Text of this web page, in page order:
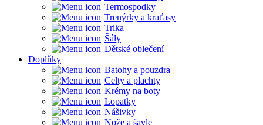
Termospodky
Trenýrky a kraťasy
Trika
Šály
Dětské oblečení
Doplňky
Batohy a pouzdra
Celty a plachty
Krémy na boty
Lopatky
Nášivky
Nože a šavle